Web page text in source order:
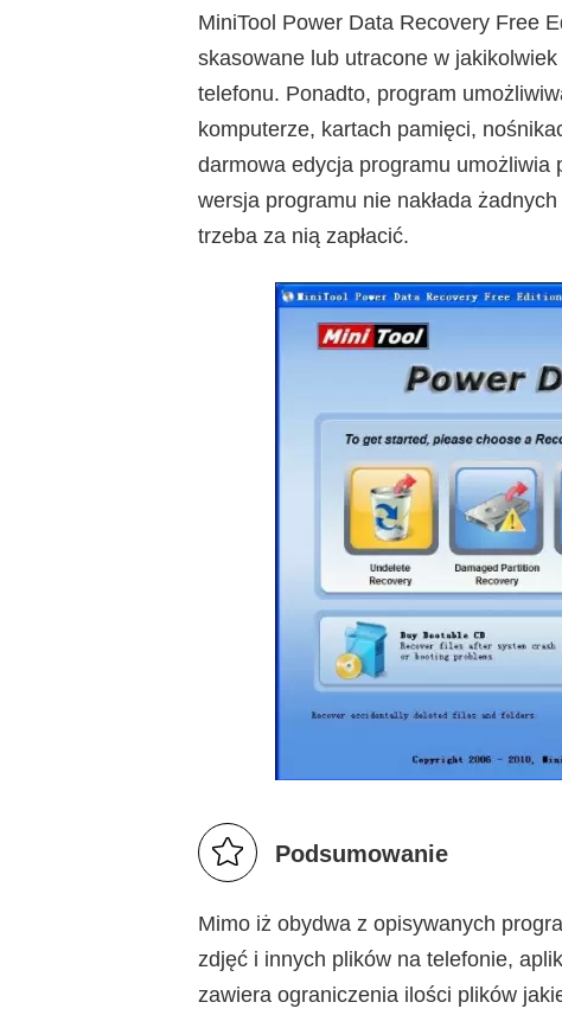
MiniTool Power Data Recovery Free
skasowane lub utracone w
telefonu. Ponadto, program
komputerze, kartach pamięci,
darmowa edycja programu umożliwia
wersja programu nie nakłada
trzeba za nią zapłacić.
Podsumowanie
Mimo iż obydwa z opisywanych
zdjęć i innych plików na telefonie,
zawiera ograniczenia ilości plików